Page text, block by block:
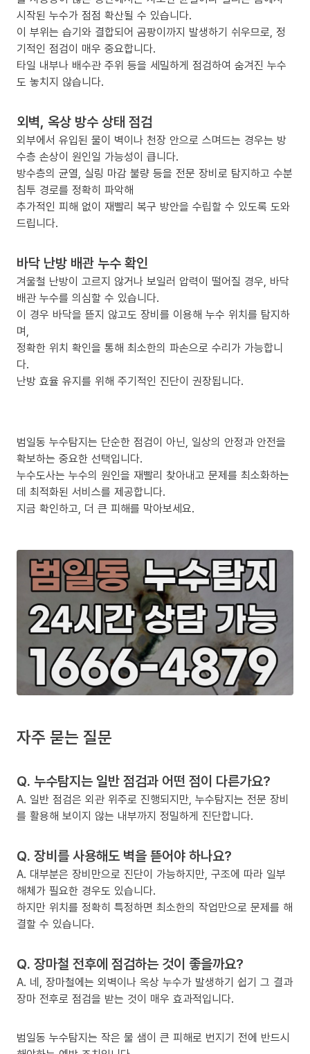
시작된 누수가 점점 확산될 수 있습니다.
이 부위는 습기와 결합되어 곰팡이까지 발생하기 쉬우므로, 정
기적인 점검이 매우 중요합니다.
타일 내부나 배수관 주위 등을 세밀하게 점검하여 숨겨진 누수
도 놓치지 않습니다.
외벽, 옥상 방수 상태 점검
외부에서 유입된 물이 벽이나 천장 안으로 스며드는 경우는 방
수층 손상이 원인일 가능성이 큽니다.
방수층의 균열, 실링 마감 불량 등을 전문 장비로 탐지하고 수분
침투 경로를 정확히 파악해
추가적인 피해 없이 재빨리 복구 방안을 수립할 수 있도록 도와
드립니다.
바닥 난방 배관 누수 확인
겨울철 난방이 고르지 않거나 보일러 압력이 떨어질 경우, 바닥
배관 누수를 의심할 수 있습니다.
이 경우 바닥을 뜯지 않고도 장비를 이용해 누수 위치를 탐지하
며,
정확한 위치 확인을 통해 최소한의 파손으로 수리가 가능합니
다.
난방 효율 유지를 위해 주기적인 진단이 권장됩니다.
범일동 누수탐지는 단순한 점검이 아닌, 일상의 안정과 안전을
확보하는 중요한 선택입니다.
누수도사는 누수의 원인을 재빨리 찾아내고 문제를 최소화하는
데 최적화된 서비스를 제공합니다.
지금 확인하고, 더 큰 피해를 막아보세요.
자주 묻는 질문
Q. 누수탐지는 일반 점검과 어떤 점이 다른가요?
A. 일반 점검은 외관 위주로 진행되지만, 누수탐지는 전문 장비
를 활용해 보이지 않는 내부까지 정밀하게 진단합니다.
Q. 장비를 사용해도 벽을 뜯어야 하나요?
A. 대부분은 장비만으로 진단이 가능하지만, 구조에 따라 일부
해체가 필요한 경우도 있습니다.
하지만 위치를 정확히 특정하면 최소한의 작업만으로 문제를 해
결할 수 있습니다.
Q. 장마철 전후에 점검하는 것이 좋을까요?
A. 네, 장마철에는 외벽이나 옥상 누수가 발생하기 쉽기 그 결과
장마 전후로 점검을 받는 것이 매우 효과적입니다.
범일동 누수탐지는 작은 물 샘이 큰 피해로 번지기 전에 반드시